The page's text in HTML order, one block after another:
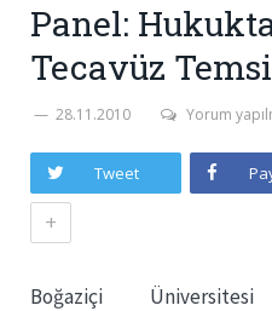
Panel:
Tecavüz
28.11.2010 Yorum
Tweet
+
Boğaziçi